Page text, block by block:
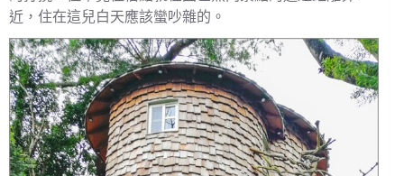
近，住在這兒白天應該蠻吵雜的。